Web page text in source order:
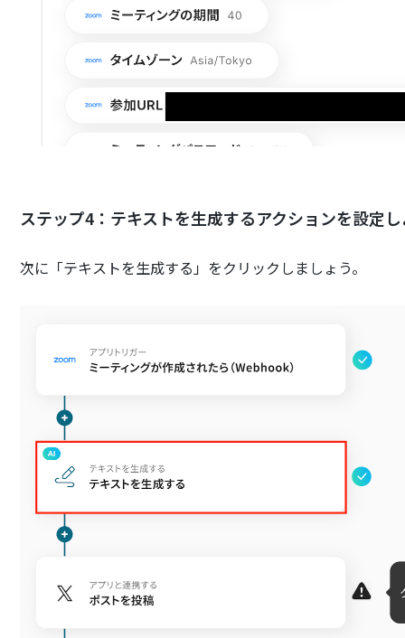
ステップ4：テキストを生成するアクションを設定
次に「テキストを生成する」をクリックしましょう。